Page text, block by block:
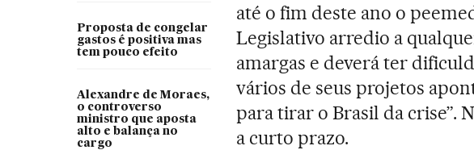
Proposta de congelar
gastos é positiva mas
tem pouco efeito
Alexandre de Moraes,
o controverso
ministro que aposta
alto e balança no
cargo
até o fim deste ano o
Legislativo arredio a
amargas e deverá ter
vários de seus projetos
para tirar o Brasil da crise”.
a curto prazo.